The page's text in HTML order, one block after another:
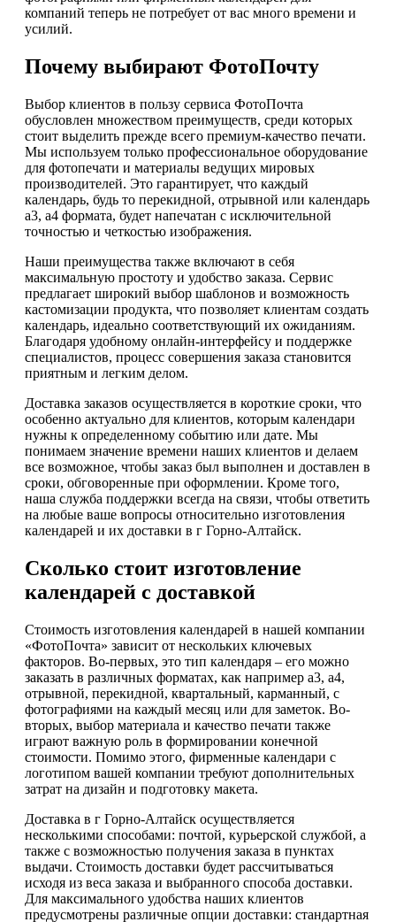
компаний теперь не потребует от вас много времени и
усилий.
Почему выбирают ФотоПочту
Выбор клиентов в пользу сервиса ФотоПочта
обусловлен множеством преимуществ, среди которых
стоит выделить прежде всего премиум-качество печати.
Мы используем только профессиональное оборудование
для фотопечати и материалы ведущих мировых
производителей. Это гарантирует, что каждый
календарь, будь то перекидной, отрывной или календарь
а3, а4 формата, будет напечатан с исключительной
точностью и четкостью изображения.
Наши преимущества также включают в себя
максимальную простоту и удобство заказа. Сервис
предлагает широкий выбор шаблонов и возможность
кастомизации продукта, что позволяет клиентам создать
календарь, идеально соответствующий их ожиданиям.
Благодаря удобному онлайн-интерфейсу и поддержке
специалистов, процесс совершения заказа становится
приятным и легким делом.
Доставка заказов осуществляется в короткие сроки, что
особенно актуально для клиентов, которым календари
нужны к определенному событию или дате. Мы
понимаем значение времени наших клиентов и делаем
все возможное, чтобы заказ был выполнен и доставлен в
сроки, обговоренные при оформлении. Кроме того,
наша служба поддержки всегда на связи, чтобы ответить
на любые ваше вопросы относительно изготовления
календарей и их доставки в г Горно-Алтайск.
Сколько стоит изготовление
календарей с доставкой
Стоимость изготовления календарей в нашей компании
«ФотоПочта» зависит от нескольких ключевых
факторов. Во-первых, это тип календаря – его можно
заказать в различных форматах, как например а3, а4,
отрывной, перекидной, квартальный, карманный, с
фотографиями на каждый месяц или для заметок. Во-
вторых, выбор материала и качество печати также
играют важную роль в формировании конечной
стоимости. Помимо этого, фирменные календари с
логотипом вашей компании требуют дополнительных
затрат на дизайн и подготовку макета.
Доставка в г Горно-Алтайск осуществляется
несколькими способами: почтой, курьерской службой, а
также с возможностью получения заказа в пунктах
выдачи. Стоимость доставки будет рассчитываться
исходя из веса заказа и выбранного способа доставки.
Для максимального удобства наших клиентов
предусмотрены различные опции доставки: стандартная